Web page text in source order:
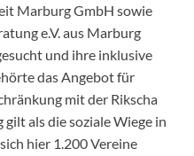
Marburg GmbH sowie
e.V. aus Marburg
und ihre inklusive
das Angebot für
mit der Rikscha
als die soziale Wiege in
hier 1.200 Vereine